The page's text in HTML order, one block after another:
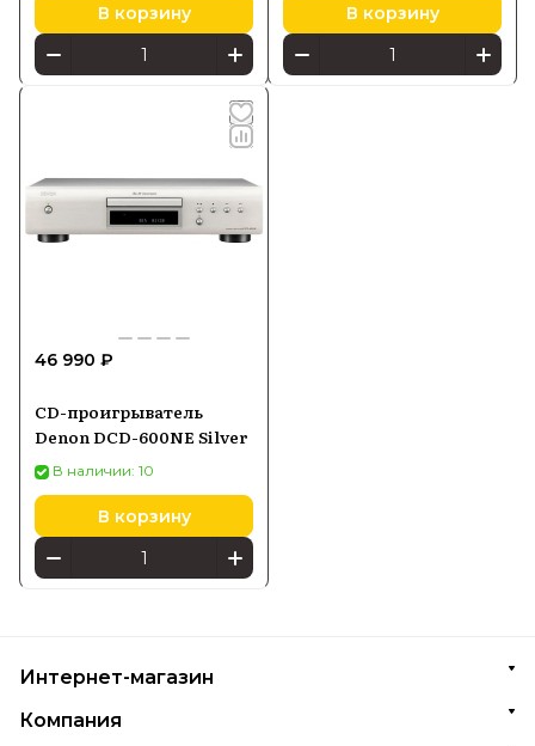
В корзину В корзину
46 990 ₽
CD-проигрыватель
Denon DCD-600NE Silver
В наличии: 10
В корзину
Интернет-магазин
Компания